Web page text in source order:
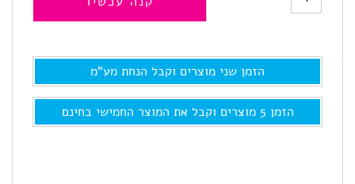
TN247/TN243C
הזמן שני מוצרים וקבל הנחת מע"מ
הזמן 5 מוצרים וקבל את המוצר החמישי בחינם